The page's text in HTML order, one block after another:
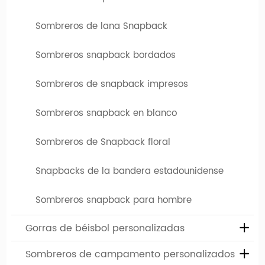
posteriores a la aprobación de las obras de arte,
recibirá su ropa de cabeza personalizada de
enorgullecemos de los precios transparentes sin
tarifas de arte ocultas o cargos de digitalización.
Tenga la seguridad de que recibirá soluciones
rentables sin gastos inesperados.
¿Qué es un sombrero de snapback?
El Snapback es una tapa con un borde plano. A
Sombreros de lana Snapback
Sombreros snapback bordados
Sombreros de snapback impresos
Sombreros snapback en blanco
Sombreros de Snapback floral
Snapbacks de la bandera estadounidense
Sombreros snapback para hombre
Gorras de béisbol personalizadas
Sombreros de campamento personalizados